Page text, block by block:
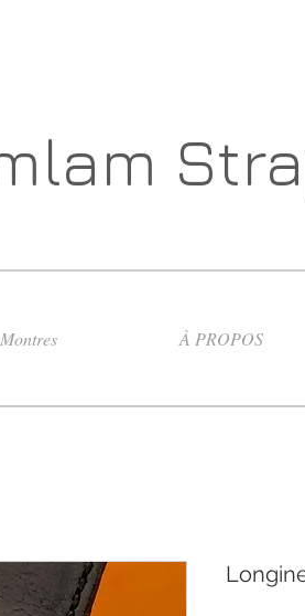
Montres À PROPOS